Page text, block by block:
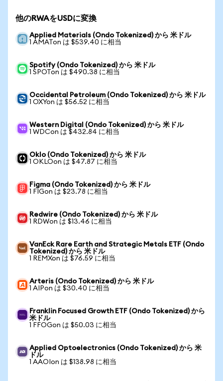
他のRWAをUSDに変換
Applied Materials (Ondo Tokenized) から 米ドル
1 AMATon は $539.40 に相当
Spotify (Ondo Tokenized) から 米ドル
1 SPOTon は $490.38 に相当
Occidental Petroleum (Ondo Tokenized) から 米ドル
1 OXYon は $56.52 に相当
Western Digital (Ondo Tokenized) から 米ドル
1 WDCon は $432.84 に相当
Oklo (Ondo Tokenized) から 米ドル
1 OKLOon は $47.87 に相当
Figma (Ondo Tokenized) から 米ドル
1 FIGon は $23.78 に相当
Redwire (Ondo Tokenized) から 米ドル
1 RDWon は $13.46 に相当
VanEck Rare Earth and Strategic Metals ETF (Ondo
Tokenized) から 米ドル
1 REMXon は $76.59 に相当
Arteris (Ondo Tokenized) から 米ドル
1 AIPon は $30.40 に相当
Franklin Focused Growth ETF (Ondo Tokenized) から
米ドル
1 FFOGon は $50.03 に相当
Applied Optoelectronics (Ondo Tokenized) から 米
ドル
1 AAOIon は $138.98 に相当